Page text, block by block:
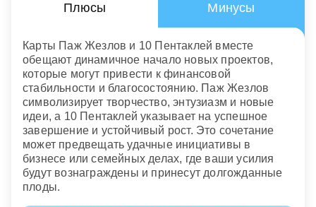
Плюсы Минусы
Карты Паж Жезлов и 10 Пентаклей вместе
обещают динамичное начало новых проектов,
которые могут привести к финансовой
стабильности и благосостоянию. Паж Жезлов
символизирует творчество, энтузиазм и новые
идеи, а 10 Пентаклей указывает на успешное
завершение и устойчивый рост. Это сочетание
может предвещать удачные инициативы в
бизнесе или семейных делах, где ваши усилия
будут вознаграждены и принесут долгожданные
плоды.